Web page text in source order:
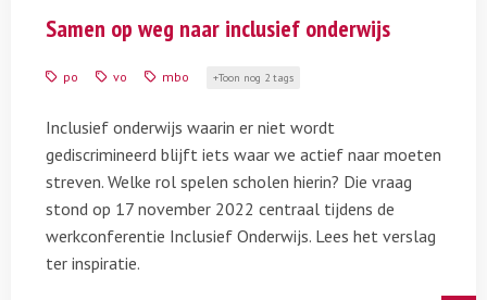
Samen
inclusief
Samen op weg naar inclusief onderwijs
po vo mbo Toon nog 2 tags
Inclusief onderwijs waarin er niet wordt
gediscrimineerd blijft iets waar we actief naar moeten
streven. Welke rol spelen scholen hierin? Die vraag
stond op 17 november 2022 centraal tijdens de
werkconferentie Inclusief Onderwijs. Lees het verslag
ter inspiratie.